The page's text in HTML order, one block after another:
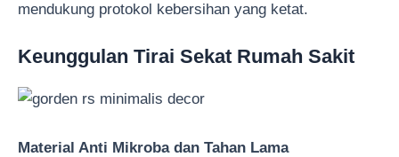
mendukung protokol kebersihan yang ketat.
Keunggulan Tirai Sekat Rumah Sakit
Material Anti Mikroba dan Tahan Lama